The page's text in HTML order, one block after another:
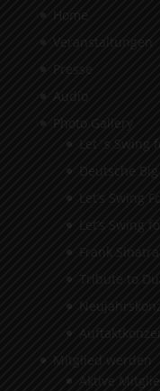
Home
Veranstaltungen
Presse
Audio
Photo Gallery
Let`s Swing
Deutsche
Let’s Swing
Let’s Swing
Frank
Tribute to
Mitglied werden
Aktive